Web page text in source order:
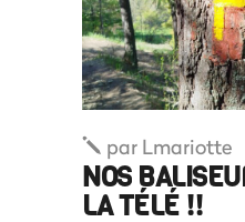
par Lmariotte
NOS
LA TÉLÉ !!